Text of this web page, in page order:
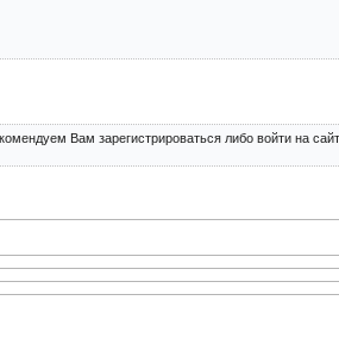
Вам зарегистрироваться либо войти на